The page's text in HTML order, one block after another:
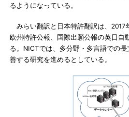
るようになっている。
みらい翻訳と日本特許翻訳は、2017
欧州特許公報、国際出願公報の英日自
る。NICTでは、多分野・多言語での
善する研究を進めるとしている。